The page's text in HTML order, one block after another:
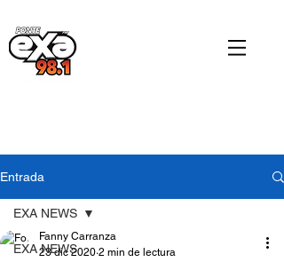
Entrada
EXA NEWS
EXA NEWS
Fanny Carranza
23 dic 2020 2 min de lectura